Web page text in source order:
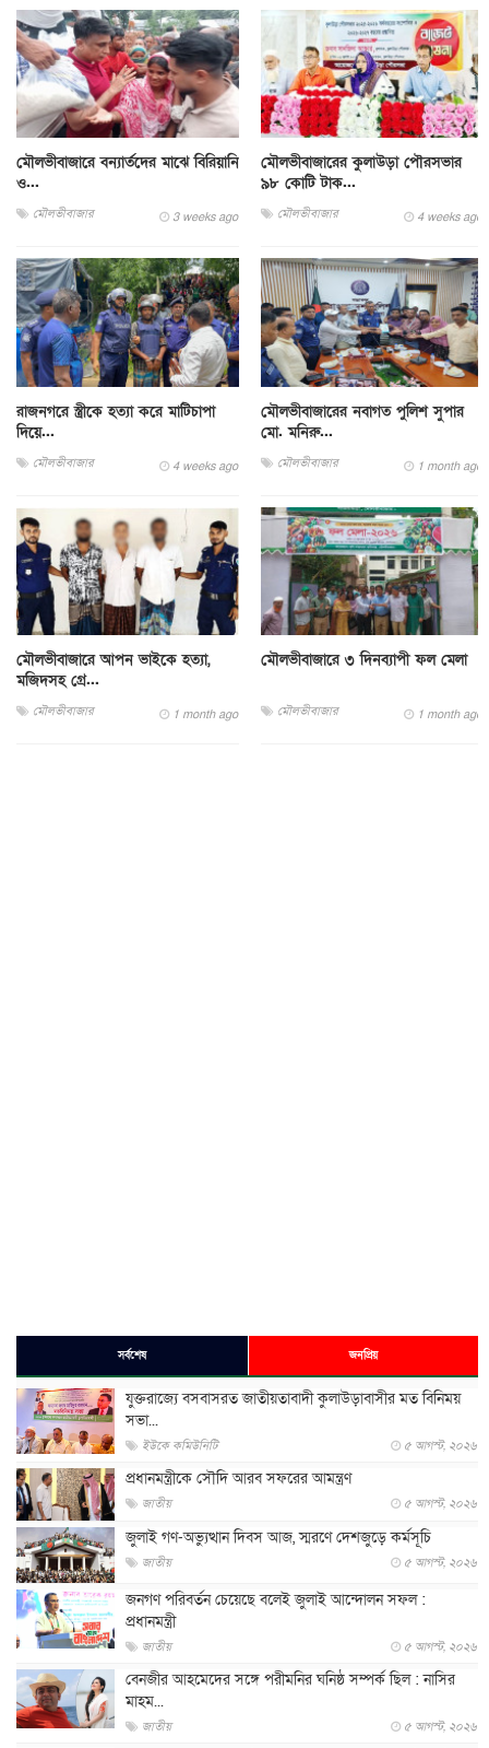
মৌলভীবাজারে বন্যার্তদের মাঝে বিরিয়ানি
ও...
মৌলভীবাজার 3 weeks ago
মৌলভীবাজারের কুলাউড়া পৌরসভার
৯৮ কোটি টাক...
মৌলভীবাজার 4 weeks ago
রাজনগরে স্ত্রীকে হত্যা করে মাটিচাপা
দিয়ে...
মৌলভীবাজার 4 weeks ago
মৌলভীবাজারের নবাগত পুলিশ সুপার
মো. মনিরু...
মৌলভীবাজার 1 month ago
মৌলভীবাজারে আপন ভাইকে হত্যা,
মজিদসহ গ্রে...
মৌলভীবাজার 1 month ago
মৌলভীবাজারে ৩ দিনব্যাপী ফল মেলা
মৌলভীবাজার 1 month ago
সর্বশেষ জনপ্রিয়
যুক্তরাজ্যে বসবাসরত জাতীয়তাবাদী কুলাউড়াবাসীর মত বিনিময়
সভা...
ইউকে কমিউনিটি ৫ আগস্ট, ২০২৬
প্রধানমন্ত্রীকে সৌদি আরব সফরের আমন্ত্রণ
জাতীয় ৫ আগস্ট, ২০২৬
জুলাই গণ-অভ্যুত্থান দিবস আজ, স্মরণে দেশজুড়ে কর্মসূচি
জাতীয় ৫ আগস্ট, ২০২৬
জনগণ পরিবর্তন চেয়েছে বলেই জুলাই আন্দোলন সফল :
প্রধানমন্ত্রী
জাতীয় ৫ আগস্ট, ২০২৬
বেনজীর আহমেদের সঙ্গে পরীমনির ঘনিষ্ঠ সম্পর্ক ছিল : নাসির
মাহম...
জাতীয় ৫ আগস্ট, ২০২৬